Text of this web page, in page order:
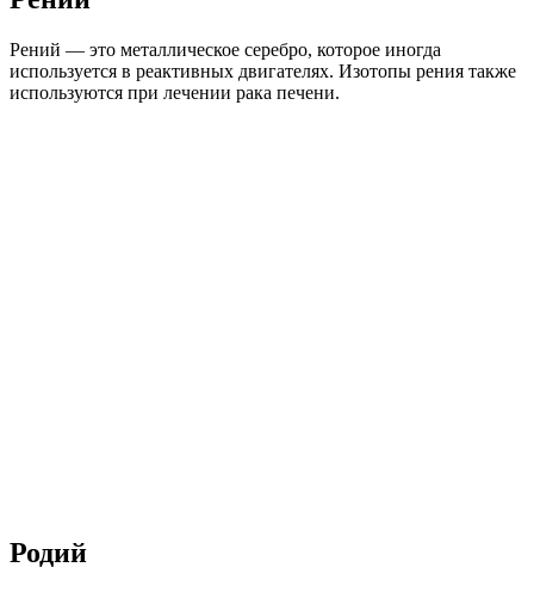
Рений — это металлическое серебро, которое иногда
используется в реактивных двигателях. Изотопы рения также
используются при лечении рака печени.
Родий